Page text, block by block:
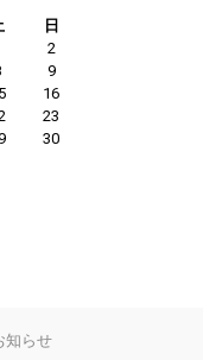
日
2
9
16
23
30
らせ